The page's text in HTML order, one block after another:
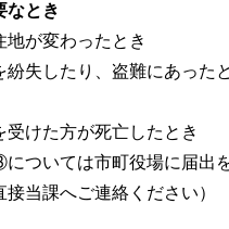
なとき
地が変わったとき
紛失したり、盗難にあった
受けた方が死亡したとき
いては市町役場に届出を
接当課へご連絡ください）